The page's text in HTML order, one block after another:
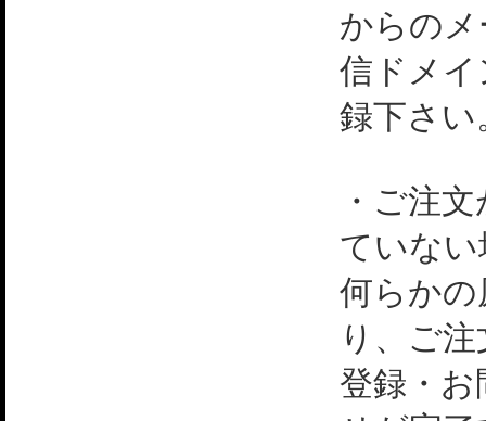
からの
信ドメ
録下さい
・ご注
ていない
何らか
り、ご
登録・